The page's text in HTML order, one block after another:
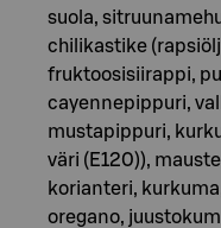
suola,
chilikastike
fruktoosisiirappi,
cayennepippuri,
mustapippuri,
väri (E120)),
korianteri,
oregano,